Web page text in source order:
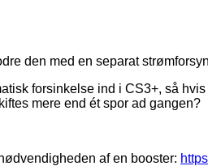
den med en separat
forsinkelse ind i CS3+, så
mere end ét spor ad gangen?
af en booster: